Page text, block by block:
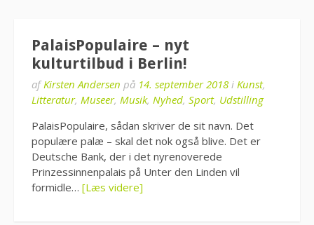
PalaisPopulaire – nyt
kulturtilbud i Berlin!
afKirsten Andersen på 14. september 2018 i Kunst,
Litteratur, Museer, Musik, Nyhed, Sport, Udstilling
PalaisPopulaire, sådan skriver de sit navn. Det
populære palæ – skal det nok også blive. Det er
Deutsche Bank, der i det nyrenoverede
Prinzessinnenpalais på Unter den Linden vil
formidle… [Læs videre]